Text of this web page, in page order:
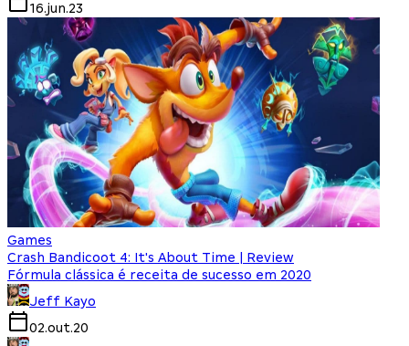
16.jun.23
Games
Crash Bandicoot 4: It's About Time | Review
Fórmula clássica é receita de sucesso em 2020
Jeff Kayo
02.out.20